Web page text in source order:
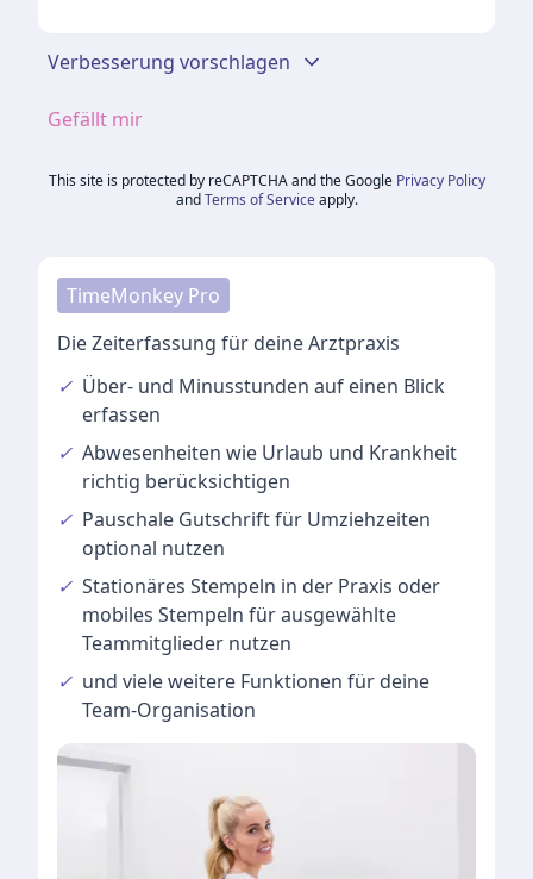
Verbesserung vorschlagen
Gefällt mir
This site is protected by reCAPTCHA and the Google Privacy Policy
and Terms of Service apply.
TimeMonkey Pro
Die Zeiterfassung für deine Arztpraxis
✓ Über- und Minusstunden auf einen Blick
erfassen
✓ Abwesenheiten wie Urlaub und Krankheit
richtig berücksichtigen
✓ Pauschale Gutschriftfür Umziehzeiten
optional nutzen
✓ Stationäres Stempeln in der Praxis oder
mobiles Stempeln für ausgewählte
Teammitglieder nutzen
✓ und vieleweitere Funktionen für deine
Team-Organisation